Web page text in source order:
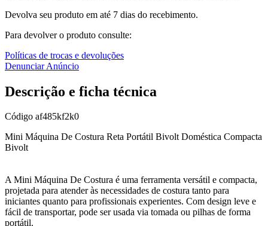
Devolva seu produto em até 7 dias do recebimento.
Para devolver o produto consulte:
Políticas de trocas e devoluções
Denunciar Anúncio
Descrição e ficha técnica
Código af485kf2k0
Mini Máquina De Costura Reta Portátil Bivolt Doméstica Compacta
Bivolt
A Mini Máquina De Costura é uma ferramenta versátil e compacta,
projetada para atender às necessidades de costura tanto para
iniciantes quanto para profissionais experientes. Com design leve e
fácil de transportar, pode ser usada via tomada ou pilhas de forma
portátil.